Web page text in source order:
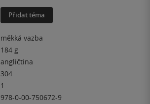
Přidat téma
měkká vazba
184 g
angličtina
304
1
978-0-00-750672-9